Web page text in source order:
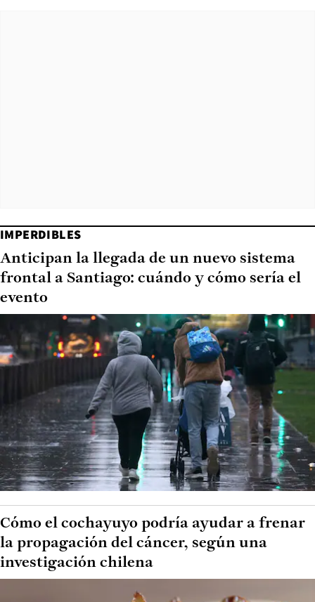
IMPERDIBLES
Anticipan la llegada de un nuevo sistema
frontal a Santiago: cuándo y cómo sería el
evento
Cómo el cochayuyo podría ayudar a frenar
la propagación del cáncer, según una
investigación chilena